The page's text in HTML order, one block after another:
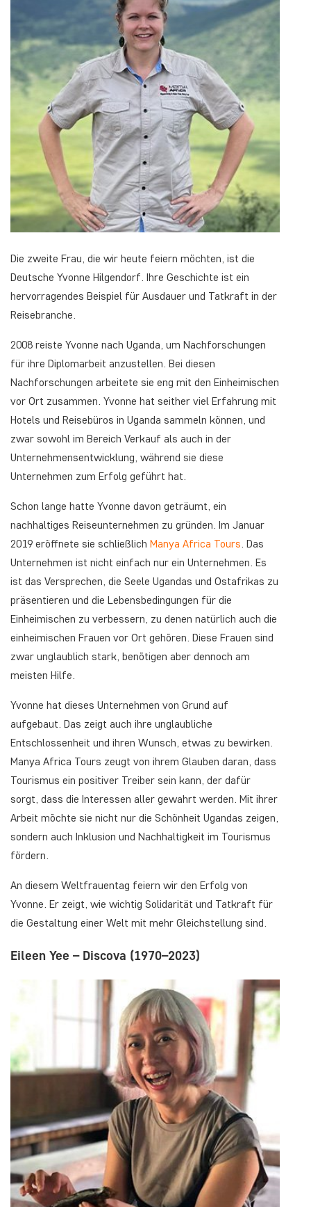
Die zweite Frau, die wir heute feiern möchten, ist die
Deutsche Yvonne Hilgendorf. Ihre Geschichte ist ein
hervorragendes Beispiel für Ausdauer und Tatkraft in der
Reisebranche.
2008 reiste Yvonne nach Uganda, um Nachforschungen
für ihre Diplomarbeit anzustellen. Bei diesen
Nachforschungen arbeitete sie eng mit den Einheimischen
vor Ort zusammen. Yvonne hat seither viel Erfahrung mit
Hotels und Reisebüros in Uganda sammeln können, und
zwar sowohl im Bereich Verkauf als auch in der
Unternehmensentwicklung, während sie diese
Unternehmen zum Erfolg geführt hat.
Schon lange hatte Yvonne davon geträumt, ein
nachhaltiges Reiseunternehmen zu gründen. Im Januar
2019 eröffnete sie schließlich Manya Africa Tours . Das
Unternehmen ist nicht einfach nur ein Unternehmen. Es
ist das Versprechen, die Seele Ugandas und Ostafrikas zu
präsentieren und die Lebensbedingungen für die
Einheimischen zu verbessern, zu denen natürlich auch die
einheimischen Frauen vor Ort gehören. Diese Frauen sind
zwar unglaublich stark, benötigen aber dennoch am
meisten Hilfe.
Yvonne hat dieses Unternehmen von Grund auf
aufgebaut. Das zeigt auch ihre unglaubliche
Entschlossenheit und ihren Wunsch, etwas zu bewirken.
Manya Africa Tours zeugt von ihrem Glauben daran, dass
Tourismus ein positiver Treiber sein kann, der dafür
sorgt, dass die Interessen aller gewahrt werden. Mit ihrer
Arbeit möchte sie nicht nur die Schönheit Ugandas zeigen,
sondern auch Inklusion und Nachhaltigkeit im Tourismus
fördern.
An diesem Weltfrauentag feiern wir den Erfolg von
Yvonne. Er zeigt, wie wichtig Solidarität und Tatkraft für
die Gestaltung einer Welt mit mehr Gleichstellung sind.
Eileen Yee – Discova (1970–2023)